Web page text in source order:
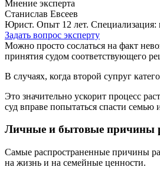
Мнение эксперта
Станислав Евсеев
Юрист. Опыт 12 лет. Специализация:
Задать вопрос эксперту
Можно просто сослаться на факт
принятия судом соответствующего
В случаях, когда второй супруг
Это значительно ускорит процесс
суд вправе попытаться спасти
Личные и бытовые причины
Самые распространенные причины
на жизнь и на семейные ценности.